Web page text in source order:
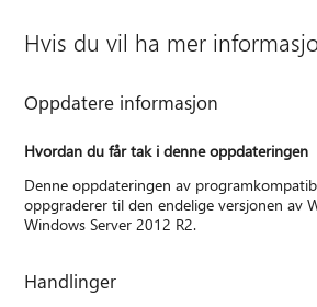
Hvis du vil ha mer
Oppdatere informasjon
Hvordan du får tak i denne oppdateringen
Denne oppdateringen av
oppgraderer til den endelige versjonen av
Windows Server 2012 R2.
Handlinger